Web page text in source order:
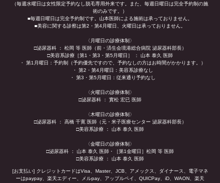
（毎週水曜日は女性限定予約なし脱毛専用外来です。また、毎週日曜日は完全予約制の施
術のみです。）
■毎週日曜日は完全予約制です。山本医師による施術は承っておりません。
■美容に関する診察は第2・第4月曜日、火曜日は承っておりません。
〈月曜日の診療体制〉
□泌尿器科 ： 松岡 等 医師（前・済生会境港総合病院 泌尿器科部長）
□美容系診療［第1・第3・第5月曜日］ ： 山本 泰久 医師
・ 第1月曜日：予約制（予約優先ですので、予約なしの方はお時間がかかります。）
・ 第2・第4月曜日：美容系診療なし
・ 第3・第5月曜日：従来通り予約なし
〈火曜日の診療体制〉
□泌尿器科 ： 實松 宏已 医師
〈木曜日の診療体制〉
□泌尿器科 ： 高橋 千寛 医師（元・米子医療センター 泌尿器科部長）
□美容系診療 ： 山本 泰久 医師
〈金曜日の診療体制〉
□泌尿器科 ： 山本 泰久 医師・［第1金曜日］松岡 等 医師
□美容系診療 ： 山本 泰久 医師
[お支払い] クレジットカードはVisa、Master、JCB、アメックス、ダイナース、電子マネ
ーはpaypay、楽天エディー、メルpay、アップルペイ、QUICPay、iD、WAON、楽天